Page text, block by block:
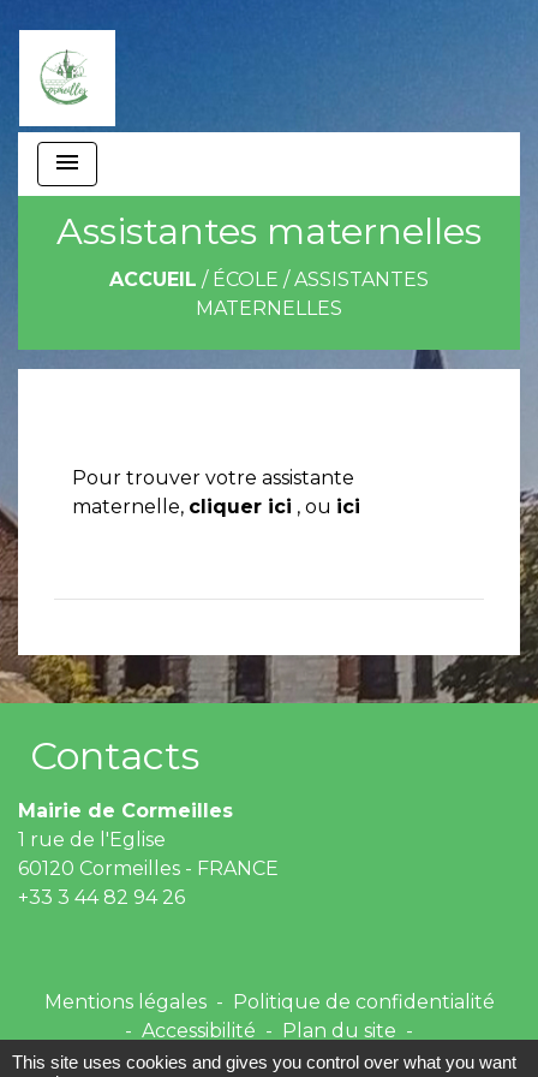
menu
Assistantes maternelles
ACCUEIL / ÉCOLE /ASSISTANTES
MATERNELLES
Pour trouver votre assistante
maternelle, cliquer ici , ou ici
Contacts
Mairie de Cormeilles
1 rue de l'Eglise
60120 Cormeilles - FRANCE
+33 3 44 82 94 26
Mentions légales - Politique de confidentialité
- Accessibilité - Plan du site -
Gestion des cookies
This site uses cookies and gives you control over what you want